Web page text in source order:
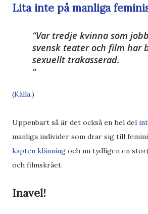
Lita inte på manliga
Var tredje kvinna som
svensk teater och film har
sexuellt trakasserad.
(Källa.)
Uppenbart så är det också en hel del
manliga individer som drar sig till
kapten klänning och nu tydligen en
och filmskrået.
Inavel!